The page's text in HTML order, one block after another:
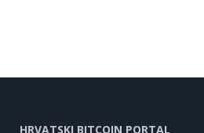
HRVATSKI BITCOIN PORTAL